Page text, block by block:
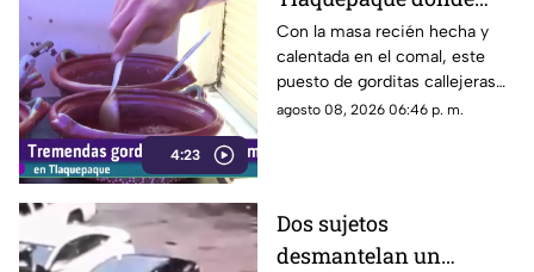
4:23
una nunca es suficiente
Con la masa recién hecha y
calentada en el comal, este
puesto de gorditas callejeras
en Tlaquepaque promete
agosto 08, 2026 06:46 p. m.
Dos sujetos
desmantelan un